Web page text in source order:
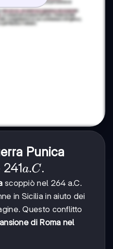
Punica
241a.C.
scoppiò nel 264 a.C.
in Sicilia in aiuto dei
Questo conflitto
di Roma nel